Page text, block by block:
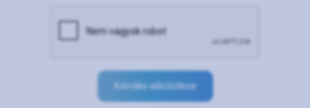
Kérdés elküldése